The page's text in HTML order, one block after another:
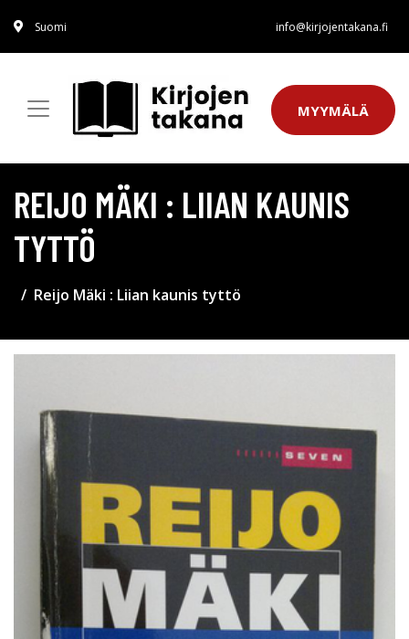
Suomi info@kirjojentakana.fi
MYYMÄLÄ
REIJO MÄKI : LIIAN KAUNIS
TYTTÖ
Reijo Mäki : Liian kaunis tyttö